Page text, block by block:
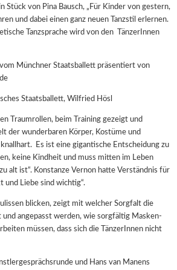
Stück von Pina Bausch, „Für Kinder von gestern,
und dabei einen ganz neuen Tanzstil erlernen.
Tanzsprache wird von den TänzerInnen
Staatsballett, Wilfried Hösl
Traumrollen, beim Training gezeigt und
der wunderbaren Körper, Kostüme und
Es ist eine gigantische Entscheidung zu
keine Kindheit und muss mitten im Leben
alt ist“. Konstanze Vernon hatte Verständnis für
und Liebe sind wichtig“.
blicken, zeigt mit welcher Sorgfalt die
und angepasst werden, wie sorgfältig Masken-
müssen, dass sich die TänzerInnen nicht
und Hans van Manens